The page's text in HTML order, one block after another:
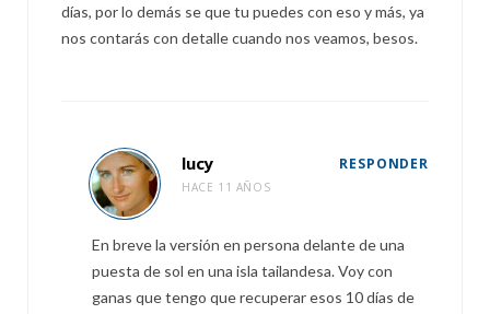
días, por lo demás se que tu puedes con eso y más, ya
nos contarás con detalle cuando nos veamos, besos.
lucy
HACE 11 AÑOS
RESPONDER
En breve la versión en persona delante de una
puesta de sol en una isla tailandesa. Voy con
ganas que tengo que recuperar esos 10 días de